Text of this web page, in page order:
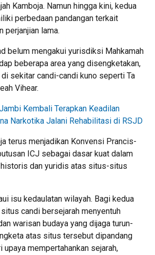
Kamboja. Namun hingga kini, kedua
perbedaan pandangan terkait
perjanjian lama.
belum mengakui yurisdiksi Mahkamah
beberapa area yang disengketakan,
sekitar candi-candi kuno seperti Ta
Vihear.
Kembali Terapkan Keadilan
Narkotika Jalani Rehabilitasi di RSJD
terus menjadikan Konvensi Prancis-
ICJ sebagai dasar kuat dalam
dan yuridis atas situs-situs
isu kedaulatan wilayah. Bagi kedua
candi bersejarah menyentuh
warisan budaya yang dijaga turun-
atas situs tersebut dipandang
upaya mempertahankan sejarah,